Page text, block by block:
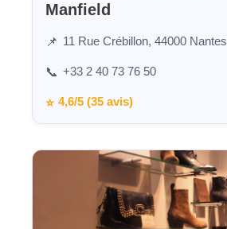
Manfield
📌 11 Rue Crébillon, 44000 Nantes
📞 +33 2 40 73 76 50
⭐ 4,6/5 (35 avis)